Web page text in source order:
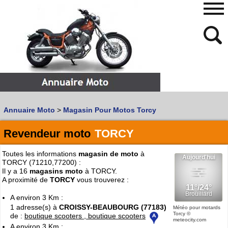
Vous recherchez un garage MOTO ouSCOOTER
Quoi :
Où :
Trouver un garage Moto !
Retrouvez dans votre VILLE
les bonnes adresses deL'ANNUAIRE MOTO & SCOOTER
480
768
Annuaire Moto > Magasin Pour Motos Torcy
Revendeur moto TORCY
Toutes les informations magasin de moto à
TORCY (71210,77200) :
Il y a 16 magasins moto à TORCY.
A proximité de TORCY vous trouverez :
A environ 3 Km :
1 adresse(s) à CROISSY-BEAUBOURG (77183)
de : boutique scooters , boutique scooters
Météo pour motards
Torcy ©
meteocity.com